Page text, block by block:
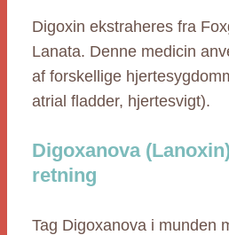
Digoxin ekstraheres fra
Lanata. Denne medicin
af forskellige
atrial fladder, hjertesvigt).
Digoxanova
retning
Tag Digoxanova i munden